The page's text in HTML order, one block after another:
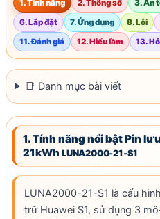
1. Tính năng 2. Thông số 3. An
6. Lắp đặt
7. Ứng dụng 8. Lỗi
11. Đánh giá
12. Hiểu lầm 13.
📑 Danh mục bài viết
1. Tính năng nổi bật Pin
21kWh LUNA2000-21-S1
LUNA2000-21-S1 là cấu
trữ Huawei S1, sử dụng 3